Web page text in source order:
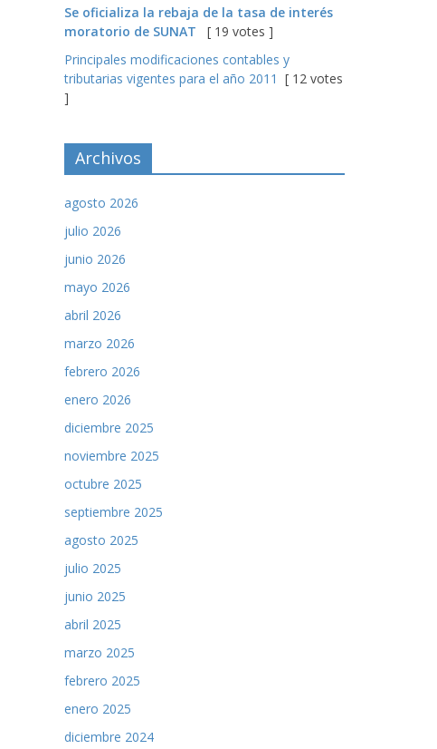
Se oficializa la rebaja de la tasa de interés
moratorio de SUNAT
[ 19 votes ]
Principales modificaciones contables y
tributarias vigentes para el año 2011 [ 12 votes
]
Archivos
agosto 2026
julio 2026
junio 2026
mayo 2026
abril 2026
marzo 2026
febrero 2026
enero 2026
diciembre 2025
noviembre 2025
octubre 2025
septiembre 2025
agosto 2025
julio 2025
junio 2025
abril 2025
marzo 2025
febrero 2025
enero 2025
diciembre 2024